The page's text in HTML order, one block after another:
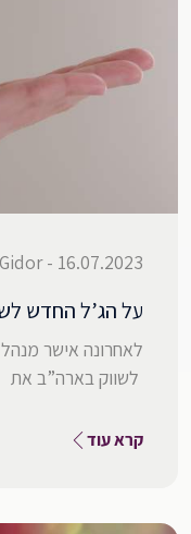
16.07.2023 - Ori Gidor
על הג’ל החדש
לשווק בארה”ב את
קרא עוד